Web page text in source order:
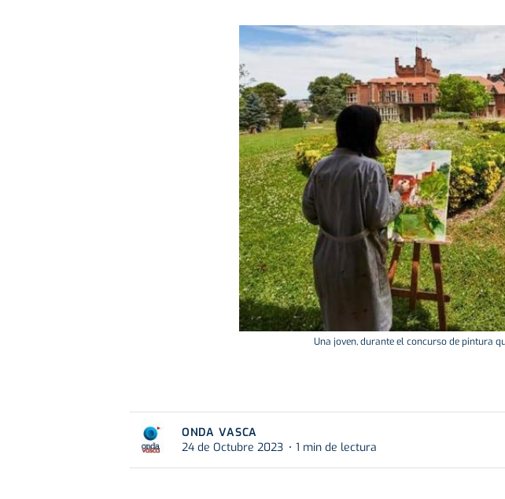
Una joven, durante el concurso de pintura
ONDA VASCA
24 de Octubre 2023
1 min de lectura